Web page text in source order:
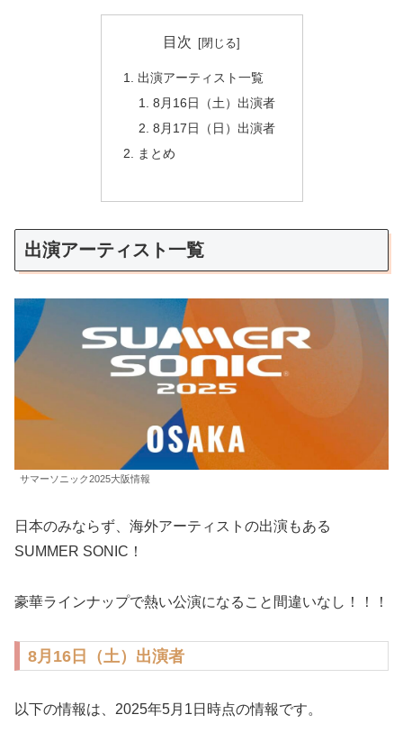
目次
出演アーティスト一覧
8月16日（土）出演者
8月17日（日）出演者
まとめ
出演アーティスト一覧
サマーソニック2025大阪情報
日本のみならず、海外アーティストの出演もある
SUMMER SONIC！
豪華ラインナップで熱い公演になること間違いなし！！！
8月16日（土）出演者
以下の情報は、2025年5月1日時点の情報です。